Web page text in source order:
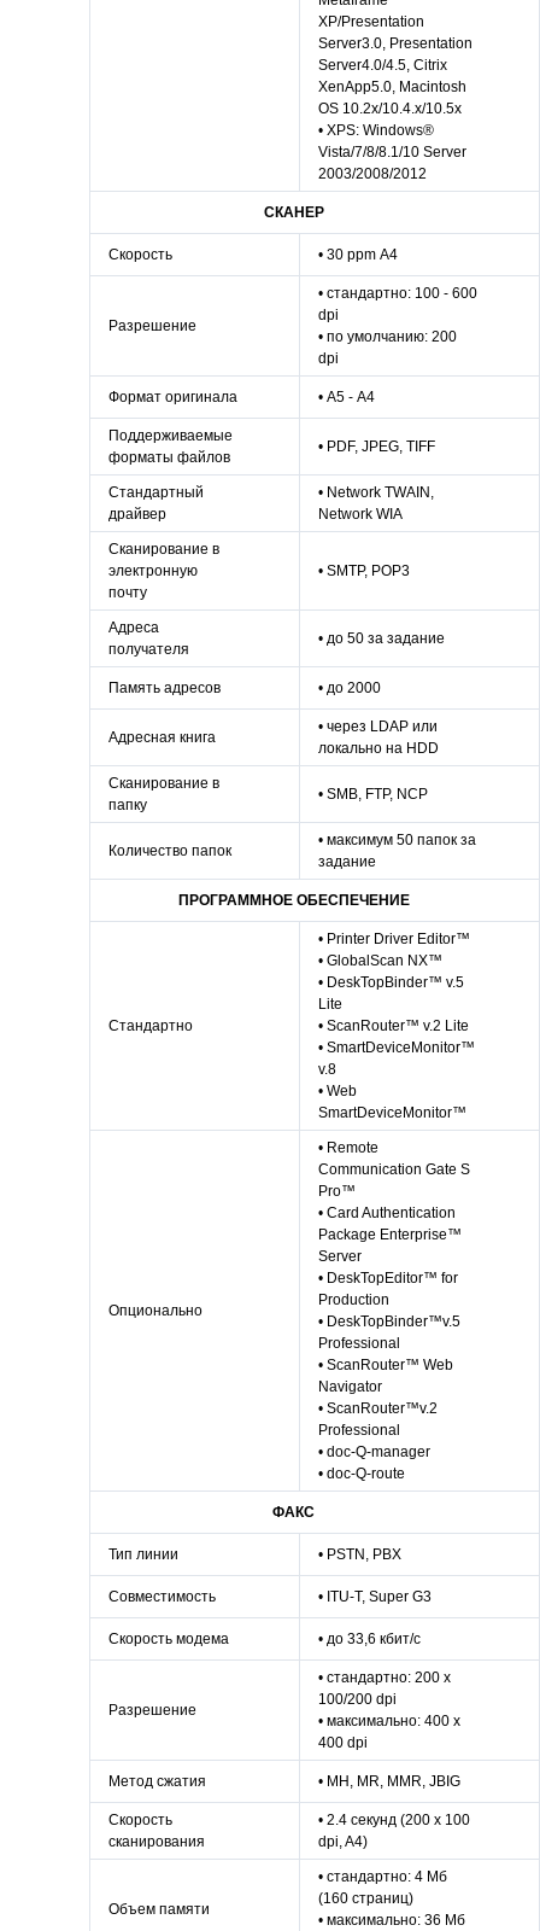
XP/Presentation
Server3.0, Presentation
Server4.0/4.5, Citrix
XenApp5.0, Macintosh
OS 10.2x/10.4.x/10.5x
• XPS: Windows®
Vista/7/8/8.1/10 Server
2003/2008/2012
СКАНЕР
Скорость • 30 ppm А4
Разрешение
• стандартно: 100 - 600
dpi
• по умолчанию: 200
dpi
Формат оригинала • А5 - А4
Поддерживаемые
форматы файлов
• PDF, JPEG, TIFF
Стандартный
драйвер
• Network TWAIN,
Network WIA
Сканирование в
электронную
почту
• SMTP, POP3
Адреса
получателя
• до 50 за задание
Память адресов • до 2000
Адресная книга
• через LDAP или
локально на HDD
Сканирование в
папку
• SMB, FTP, NCP
Количество папок
• максимум 50 папок за
задание
ПРОГРАММНОЕ ОБЕСПЕЧЕНИЕ
Стандартно
• Printer Driver Editor™
• GlobalScan NX™
• DeskTopBinder™ v.5
Lite
• ScanRouter™ v.2 Lite
• SmartDeviceMonitor™
v.8
• Web
SmartDeviceMonitor™
Опционально
• Remote
Communication Gate S
Pro™
• Card Authentication
Package Enterprise™
Server
• DeskTopEditor™ for
Production
• DeskTopBinder™v.5
Professional
• ScanRouter™ Web
Navigator
• ScanRouter™v.2
Professional
• doc-Q-manager
• doc-Q-route
ФАКС
Тип линии • PSTN, PBX
Совместимость • ITU-T, Super G3
Скорость модема • до 33,6 кбит/с
Разрешение
• cтандартно: 200 x
100/200 dpi
• максимально: 400 x
400 dpi
Метод сжатия • MH, MR, MMR, JBIG
Скорость
сканирования
• 2.4 секунд (200 x 100
dpi, A4)
Объем памяти
• стандартно: 4 Мб
(160 страниц)
• максимально: 36 Мб